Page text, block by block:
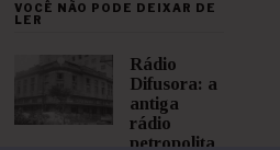
VOCÊ NÃO PODE DEIXAR DE
LER
Rádio
Difusora: a
antiga
rádio
petropolita